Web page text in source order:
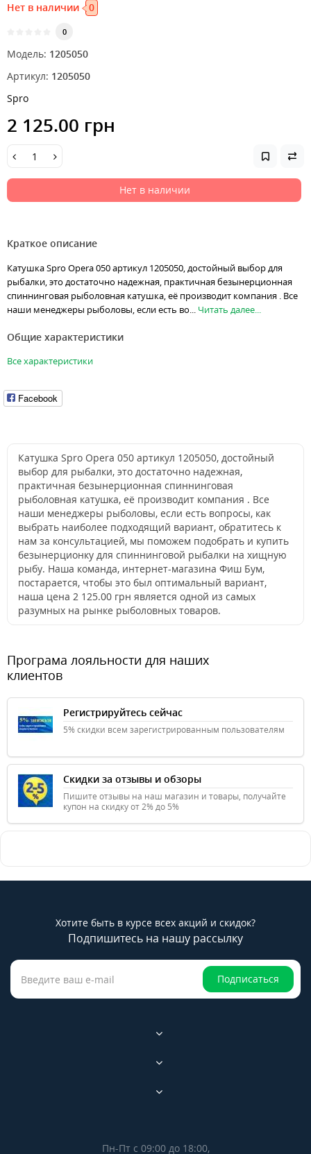
Нет в наличии 0
0
Модель: 1205050
Артикул: 1205050
Spro
2 125.00 грн
Нет в наличии
Краткое описание
Катушка Spro Opera 050 артикул 1205050, достойный выбор для
рыбалки, это достаточно надежная, практичная безынерционная
спиннинговая рыболовная катушка, её производит компания . Все
наши менеджеры рыболовы, если есть во... Читать далее...
Общие характеристики
Все характеристики
Facebook
Катушка Spro Opera 050 артикул 1205050, достойный
выбор для рыбалки, это достаточно надежная,
практичная безынерционная спиннинговая
рыболовная катушка, её производит компания . Все
наши менеджеры рыболовы, если есть вопросы, как
выбрать наиболее подходящий вариант, обратитесь к
нам за консультацией, мы поможем подобрать и купить
безынерционку для спиннинговой рыбалки на хищную
рыбу. Наша команда, интернет-магазина Фиш Бум,
постарается, чтобы это был оптимальный вариант,
наша цена 2 125.00 грн является одной из самых
разумных на рынке рыболовных товаров.
Програма лояльности для наших
клиентов
Регистрируйтесь сейчас
5% скидки всем зарегистрированным пользователям
Скидки за отзывы и обзоры
Пишите отзывы на наш магазин и товары, получайте
купон на скидку от 2% до 5%
Хотите быть в курсе всех акций и скидок?
Подпишитесь на нашу рассылку
Подписаться
Пн-Пт с 09:00 до 18:00,